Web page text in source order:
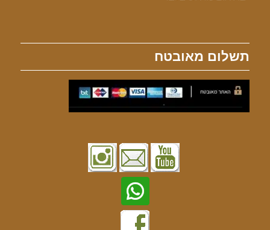
תשלום מאובטח